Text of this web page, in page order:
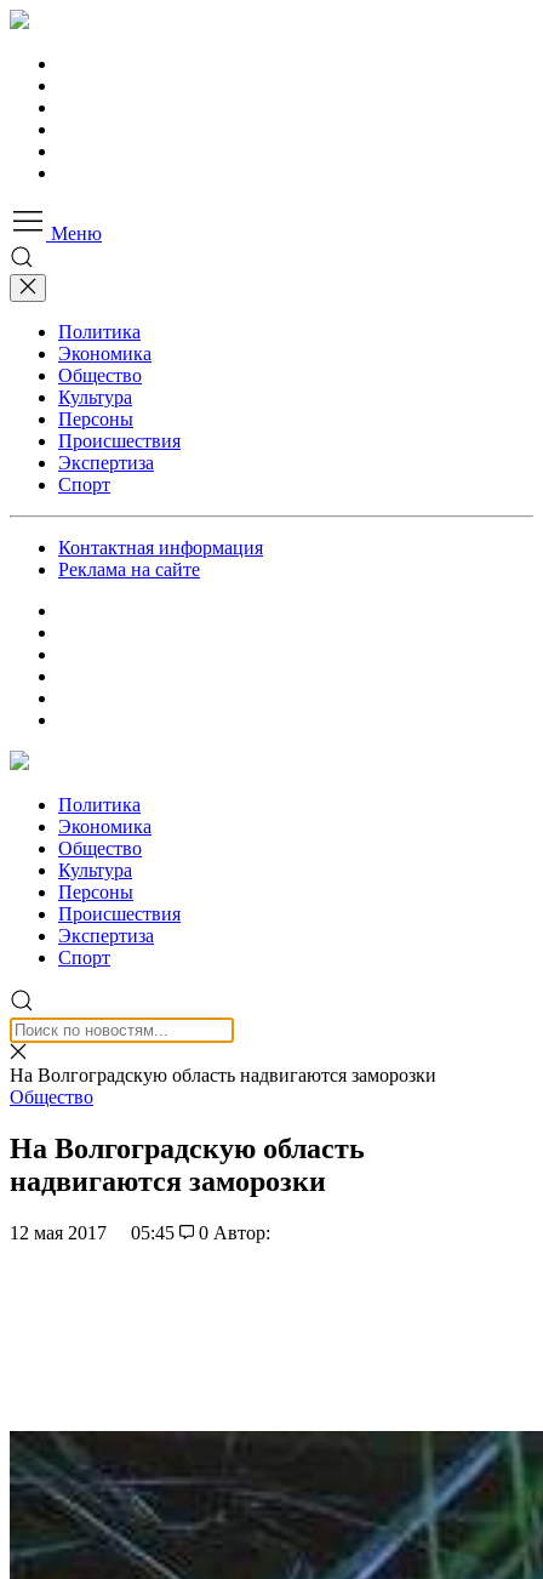
Меню
Политика
Экономика
Общество
Культура
Персоны
Происшествия
Экспертиза
Спорт
Контактная информация
Реклама на сайте
Политика
Экономика
Общество
Культура
Персоны
Происшествия
Экспертиза
Спорт
На Волгоградскую область надвигаются заморозки
Общество
На Волгоградскую область
надвигаются заморозки
12 мая 2017 05:45 0 Автор: